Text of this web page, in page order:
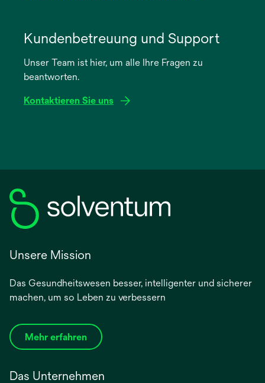
neuen
Registerkarte
Kundenbetreuung und Support
Unser Team ist hier, um alle Ihre Fragen zu
beantworten.
Kontaktieren Sie uns
Unsere Mission
Das Gesundheitswesen besser, intelligenter und sicherer
machen, um so Leben zu verbessern
Mehr erfahren
Das Unternehmen